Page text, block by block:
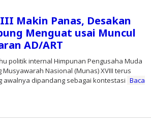
Makin Panas, Desakan
Menguat usai Muncul
AD/ART
politik internal Himpunan Pengusaha Muda
Musyawarah Nasional (Munas) XVIII terus
awalnya dipandang sebagai kontestasi Baca